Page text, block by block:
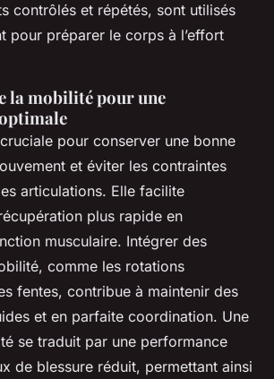
contrôlés et répétés, sont utilisés
pour préparer le corps à l’effort
la mobilité pour une
pour conserver une bonne
et éviter les contraintes
articulations. Elle facilite
plus rapide en
musculaire. Intégrer des
comme les rotations
fentes, contribue à maintenir des
et en parfaite coordination. Une
se traduit par une performance
de blessure réduit, permettant ainsi